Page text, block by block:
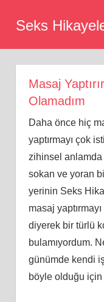
Seks
Masaj
Olamadım
Daha önce hiç
yaptırmayı çok
zihinsel anlamda
sokan ve yoran
yerinin Seks
masaj
diyerek bir türlü
bulamıyordum.
günümde kendi
böyle olduğu için